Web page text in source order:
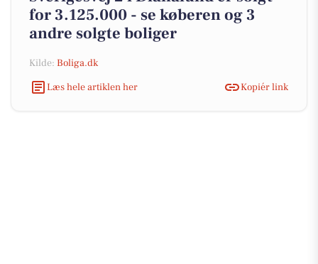
for 3.125.000 - se køberen og 3
andre solgte boliger
Kilde: Boliga.dk
Læs hele artiklen her
Kopiér link